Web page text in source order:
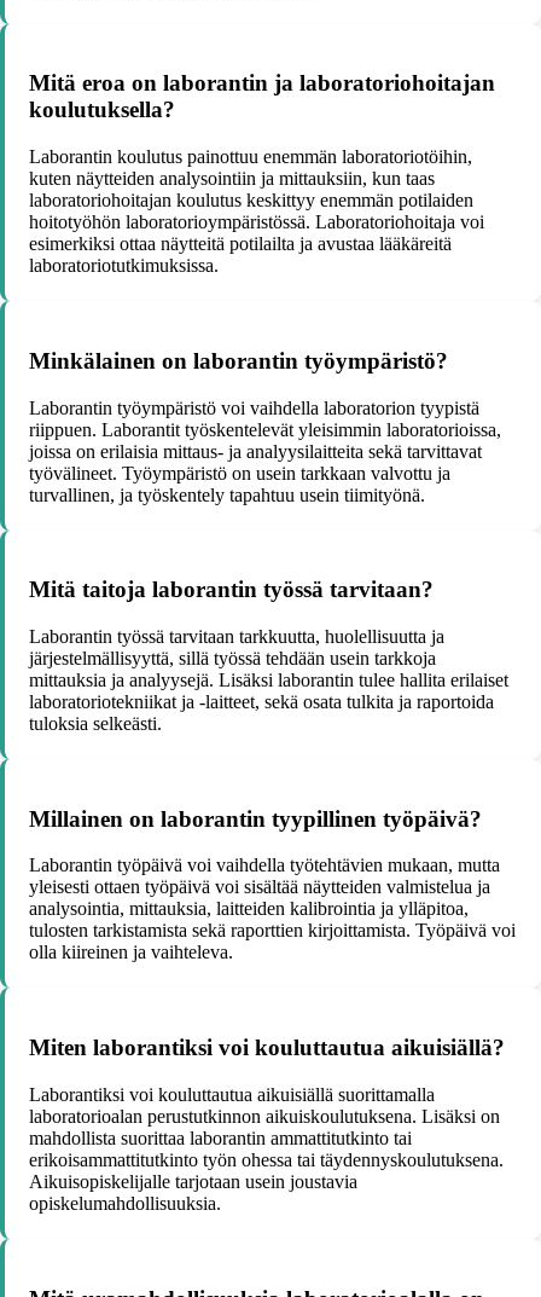
Mitä eroa on laborantin ja laboratoriohoitajan
koulutuksella?
Laborantin koulutus painottuu enemmän laboratoriotöihin,
kuten näytteiden analysointiin ja mittauksiin, kun taas
laboratoriohoitajan koulutus keskittyy enemmän potilaiden
hoitotyöhön laboratorioympäristössä. Laboratoriohoitaja voi
esimerkiksi ottaa näytteitä potilailta ja avustaa lääkäreitä
laboratoriotutkimuksissa.
Minkälainen on laborantin työympäristö?
Laborantin työympäristö voi vaihdella laboratorion tyypistä
riippuen. Laborantit työskentelevät yleisimmin laboratorioissa,
joissa on erilaisia mittaus- ja analyysilaitteita sekä tarvittavat
työvälineet. Työympäristö on usein tarkkaan valvottu ja
turvallinen, ja työskentely tapahtuu usein tiimityönä.
Mitä taitoja laborantin työssä tarvitaan?
Laborantin työssä tarvitaan tarkkuutta, huolellisuutta ja
järjestelmällisyyttä, sillä työssä tehdään usein tarkkoja
mittauksia ja analyysejä. Lisäksi laborantin tulee hallita erilaiset
laboratoriotekniikat ja -laitteet, sekä osata tulkita ja raportoida
tuloksia selkeästi.
Millainen on laborantin tyypillinen työpäivä?
Laborantin työpäivä voi vaihdella työtehtävien mukaan, mutta
yleisesti ottaen työpäivä voi sisältää näytteiden valmistelua ja
analysointia, mittauksia, laitteiden kalibrointia ja ylläpitoa,
tulosten tarkistamista sekä raporttien kirjoittamista. Työpäivä voi
olla kiireinen ja vaihteleva.
Miten laborantiksi voi kouluttautua aikuisiällä?
Laborantiksi voi kouluttautua aikuisiällä suorittamalla
laboratorioalan perustutkinnon aikuiskoulutuksena. Lisäksi on
mahdollista suorittaa laborantin ammattitutkinto tai
erikoisammattitutkinto työn ohessa tai täydennyskoulutuksena.
Aikuisopiskelijalle tarjotaan usein joustavia
opiskelumahdollisuuksia.